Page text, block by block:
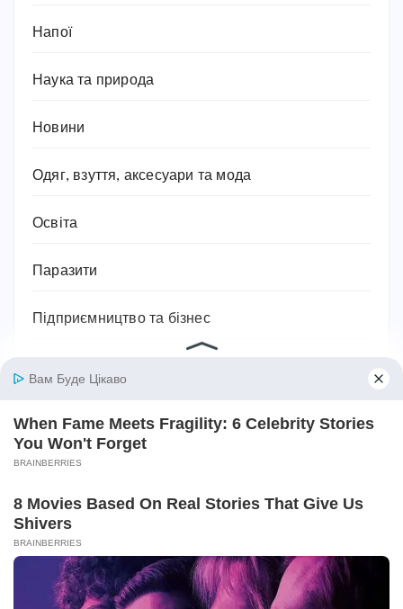
Напої
Наука та природа
Новини
Одяг, взуття, аксесуари та мода
Освіта
Паразити
Підприємництво та бізнес
Подорожі
Політика
Поради та лайфхаки
Посуд